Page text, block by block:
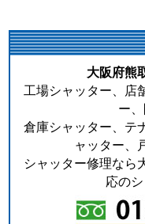
大阪府熊
工場シャッター、店
ー
倉庫シャッター、テ
ャッター、
シャッター修理なら
応のシ